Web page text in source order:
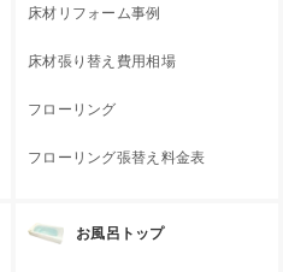
床材リフォーム事例
床材張り替え費用相場
フローリング
フローリング張替え料金表
お風呂トップ